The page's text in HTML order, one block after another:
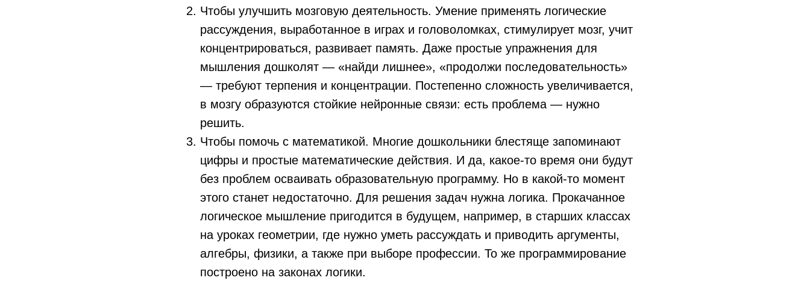
Чтобы улучшить мозговую деятельность. Умение применять логические
рассуждения, выработанное в играх и головоломках, стимулирует мозг, учит
концентрироваться, развивает память. Даже простые упражнения для
мышления дошколят — «найди лишнее», «продолжи последовательность»
— требуют терпения и концентрации. Постепенно сложность увеличивается,
в мозгу образуются стойкие нейронные связи: есть проблема — нужно
решить.
Чтобы помочь с математикой. Многие дошкольники блестяще запоминают
цифры и простые математические действия. И да, какое-то время они будут
без проблем осваивать образовательную программу. Но в какой-то момент
этого станет недостаточно. Для решения задач нужна логика. Прокачанное
логическое мышление пригодится в будущем, например, в старших классах
на уроках геометрии, где нужно уметь рассуждать и приводить аргументы,
алгебры, физики, а также при выборе профессии. То же программирование
построено на законах логики.